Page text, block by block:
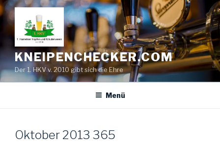
Zum
Inhalt
springen
KNEIPENCHECKER.COM
Der 1. HKV v. 2010 gibt sich die Ehre
Menü
Oktober 2013 365